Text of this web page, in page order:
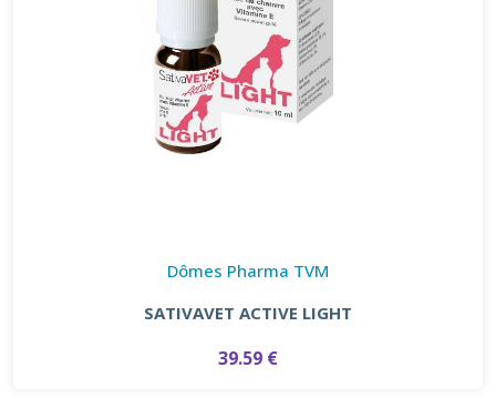
Dômes Pharma TVM
SATIVAVET ACTIVE LIGHT
39.59 €